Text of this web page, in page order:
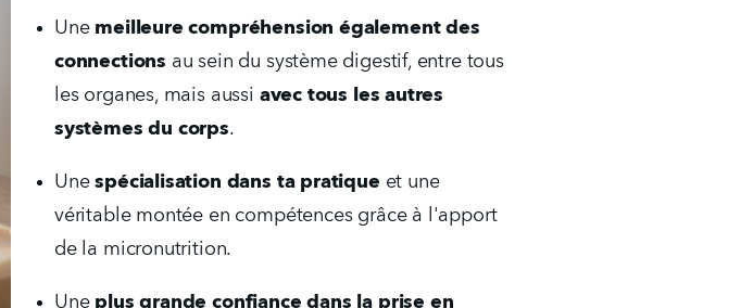
Une meilleure compréhension également des
connections au sein du système digestif, entre tous
les organes, mais aussi avec tous les autres
systèmes du corps.
Une spécialisation dans ta pratique et une
véritable montée en compétences grâce à l'apport
de la micronutrition.
Une plus grande confiance dans la prise en